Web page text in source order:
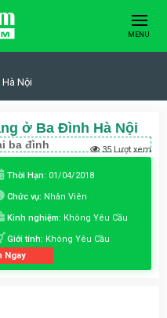
MENU
Nội
ở Ba Đình Hà Nội
ba đình 35 Lượt xem
Thời Hạn: 01/04/2018
Chức vụ: Nhân Viên
Kinh nghiệm: Không Yêu Cầu
Giới tính: Không Yêu Cầu
Ngay